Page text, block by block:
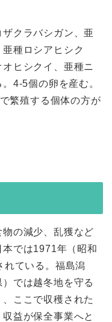
クラバシガン、亜
種ロシアヒシク
ヒシクイ、亜種ニ
4-5個の卵を産む。
繁殖する個体の方が
の減少、乱獲など
では1971年（昭和
れている。福島潟
）では越冬地を守る
ここで収穫された
益が保全事業へと